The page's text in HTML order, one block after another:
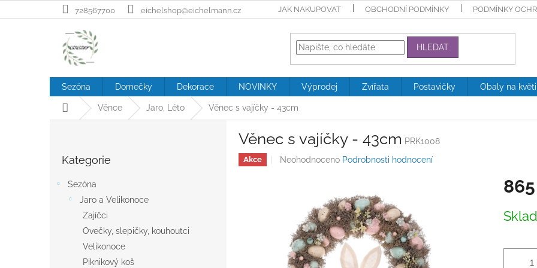
na
728567700 eichelshop@eichelmann.cz JAK NAKUPOVAT OBCHODNÍ PODMÍNKY PODMÍNKY
HLEDAT
Sezóna Domečky Dekorace NOVINKY Výprodej Zvířata Postavičky Obaly na
Domů Věnce Jaro, Léto Věnec s vajíčky - 43cm
kategorie
Kategorie
Sezóna
Jaro a Velikonoce
Zajíčci
Ovečky, slepičky, kouhoutci
Velikonoce
Piknikový koš
Věnec s vajíčky - 43cm PRK1008
Akce
Průměrné
hvězdiček.
Neohodnoceno Podrobnosti hodnocení
cena: